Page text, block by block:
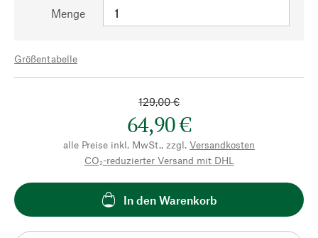
Menge
Größentabelle
129,00 €
64,90 €
alle Preise inkl. MwSt., zzgl. Versandkosten
CO₂-reduzierter Versand mit DHL
In den Warenkorb